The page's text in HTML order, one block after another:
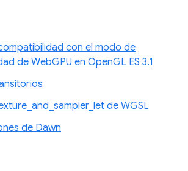
con el modo de
de WebGPU en OpenGL ES 3.1
de WGSL
de Dawn